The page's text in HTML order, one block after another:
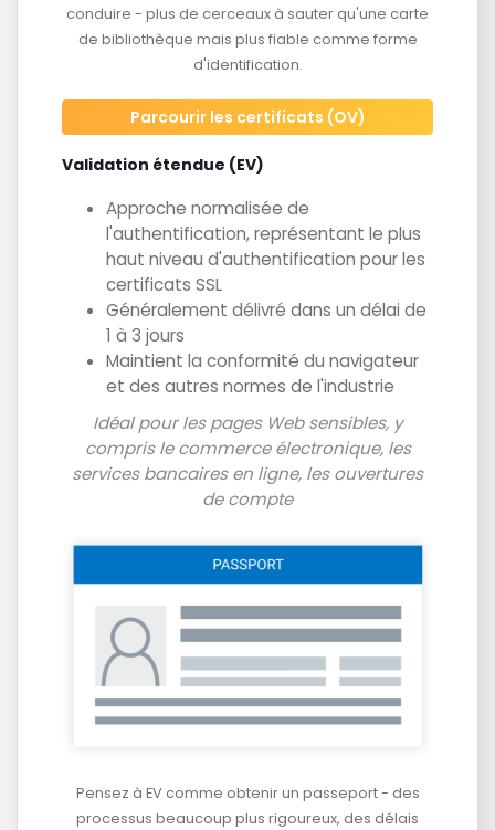
conduire - plus de cerceaux à sauter qu'une carte
de bibliothèque mais plus fiable comme forme
d'identification.
Parcourir les certificats (OV)
Validation étendue (EV)
Approche normalisée de
l'authentification, représentant le plus
haut niveau d'authentification pour les
certificats SSL
Généralement délivré dans un délai de
1 à 3 jours
Maintient la conformité du navigateur
et des autres normes de l'industrie
Idéal pour les pages Web sensibles, y
compris le commerce électronique, les
services bancaires en ligne, les ouvertures
de compte
Pensez à EV comme obtenir un passeport - des
processus beaucoup plus rigoureux, des délais